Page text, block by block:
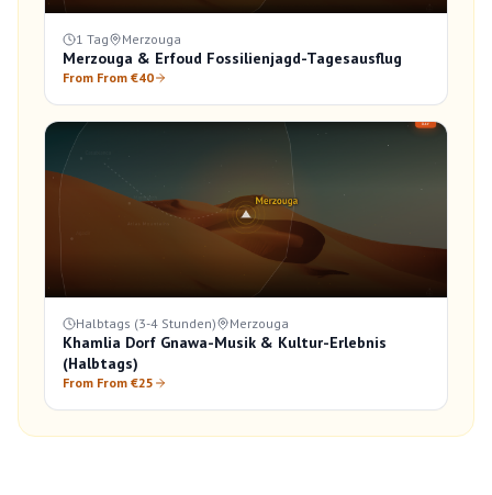
1 Tag Merzouga
Merzouga & Erfoud Fossilienjagd-Tagesausflug
From From €40
Halbtags (3-4 Stunden) Merzouga
Khamlia Dorf Gnawa-Musik & Kultur-Erlebnis
(Halbtags)
From From €25